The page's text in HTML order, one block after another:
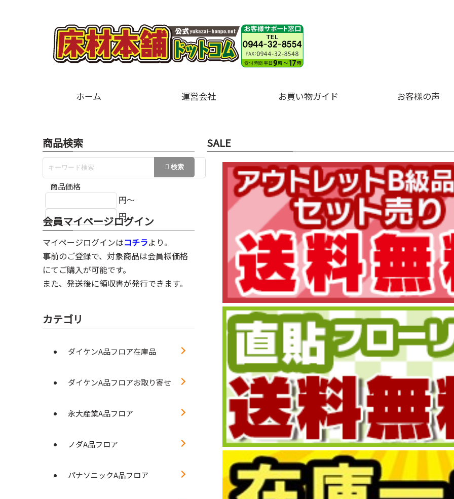
ホーム 運営会社 お買い物ガイド お客様の声
SALE
商品検索
商品価格
円～
円
会員マイページログイン
マイページログインはコチラより。
事前のご登録で、対象商品は会員様価格
にてご購入が可能です。
また、発送後に領収書が発行できます。
カテゴリ
ダイケンA品フロア在庫品
ダイケンA品フロアお取り寄せ
永大産業A品フロア
ノダA品フロア
パナソニックA品フロア